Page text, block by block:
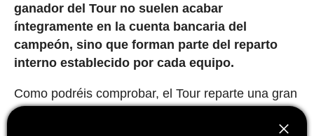
ganador del Tour no suelen acabar
íntegramente en la cuenta bancaria del
campeón, sino que forman parte del reparto
interno establecido por cada equipo.
Como podréis comprobar, el Tour reparte una gran
cantidad de premios económicos, pero lo que